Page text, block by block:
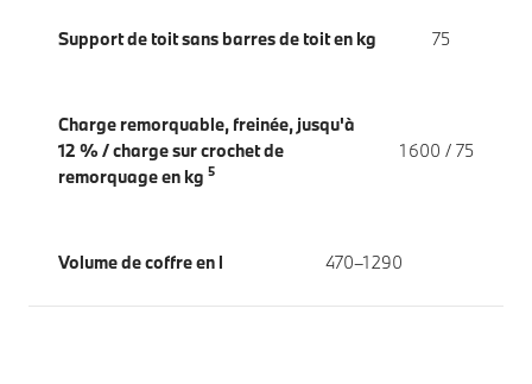
Support de toit sans barres de toit en kg 75
Charge remorquable, freinée, jusqu'à
12 % / charge sur crochet de
remorquage en kg 5
1 600 / 75
Volume de coffre en l 470–1 290